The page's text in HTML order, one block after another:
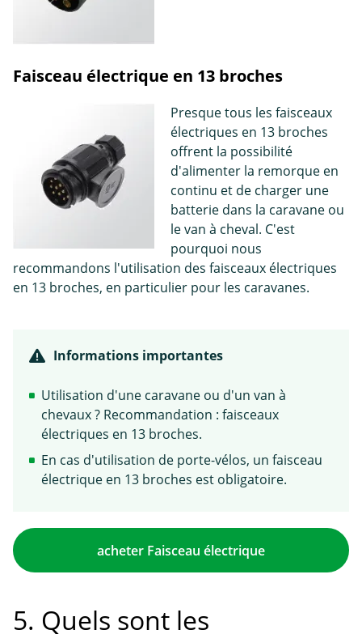
Faisceau électrique en 13 broches
Presque tous les faisceaux
électriques en 13 broches
offrent la possibilité
d'alimenter la remorque en
continu et de charger une
batterie dans la caravane ou
le van à cheval. C'est
pourquoi nous
recommandons l'utilisation des faisceaux électriques
en 13 broches, en particulier pour les caravanes.
Informations importantes
Utilisation d'une caravane ou d'un van à
chevaux ? Recommandation : faisceaux
électriques en 13 broches.
En cas d'utilisation de porte-vélos, un faisceau
électrique en 13 broches est obligatoire.
acheter Faisceau électrique
5. Quels sont les